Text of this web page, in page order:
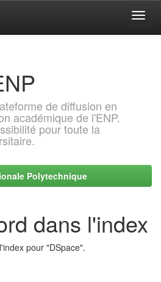
de diffusion en
académique de l'ENP.
pour toute la
Polytechnique
dans l'index
pour "DSpace".